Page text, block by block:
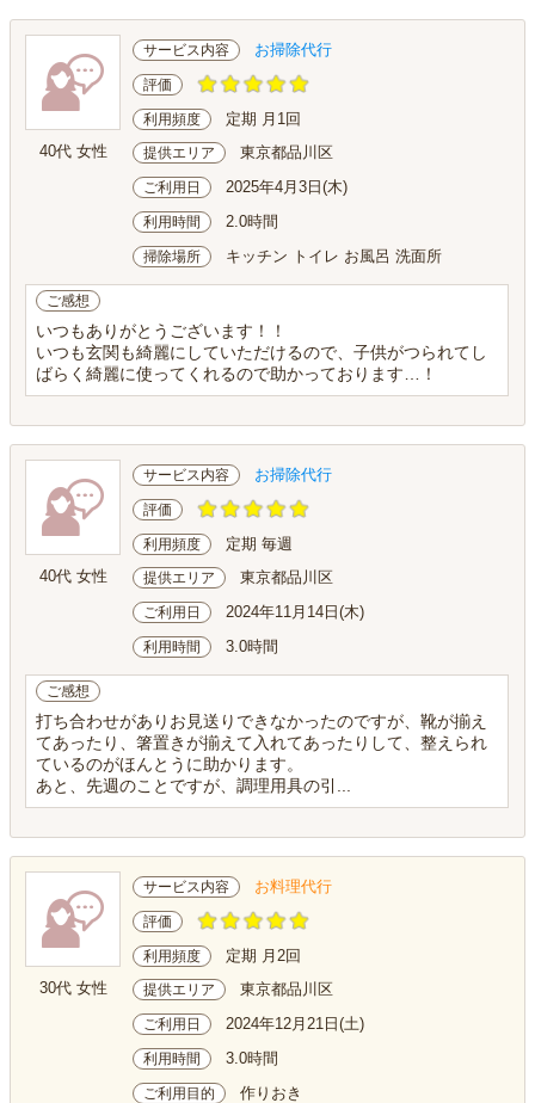
40代 女性
サービス内容 お掃除代行
評価
利用頻度 定期 月1回
提供エリア 東京都品川区
ご利用日 2025年4月3日(木)
利用時間 2.0時間
掃除場所 キッチン トイレ お風呂 洗面所
ご感想
いつもありがとうございます！！
いつも玄関も綺麗にしていただけるので、子供がつられてし
ばらく綺麗に使ってくれるので助かっております…！
40代 女性
サービス内容 お掃除代行
評価
利用頻度 定期 毎週
提供エリア 東京都品川区
ご利用日 2024年11月14日(木)
利用時間 3.0時間
ご感想
打ち合わせがありお見送りできなかったのですが、靴が揃え
てあったり、箸置きが揃えて入れてあったりして、整えられ
ているのがほんとうに助かります。
あと、先週のことですが、調理用具の引...
30代 女性
サービス内容 お料理代行
評価
利用頻度 定期 月2回
提供エリア 東京都品川区
ご利用日 2024年12月21日(土)
利用時間 3.0時間
ご利用目的 作りおき